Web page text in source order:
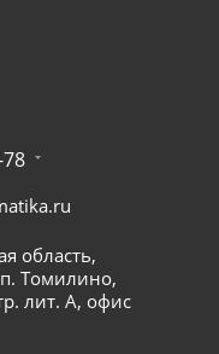
область,
Томилино,
лит. А, офис